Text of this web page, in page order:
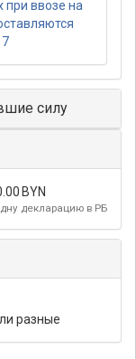
при ввозе на
силу
BYN
декларацию в РБ
разные